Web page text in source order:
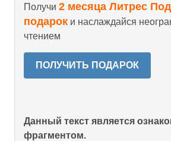
Получи 2 месяца Литрес
подарок и наслаждайся
чтением
ПОЛУЧИТЬ ПОДАРОК
Данный текст является
фрагментом.